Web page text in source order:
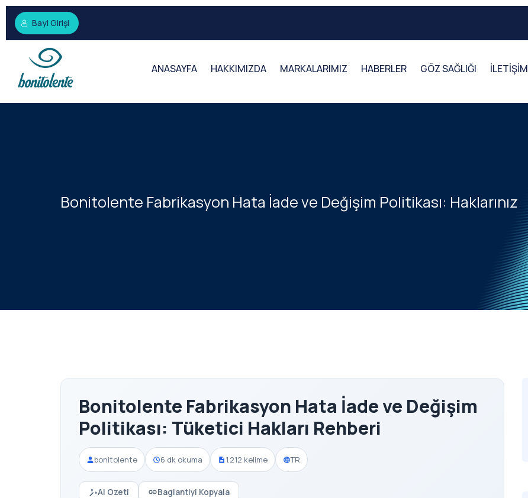
Bayi Girişi
ANASAYFA HAKKIMIZDA MARKALARIMIZ HABERLER GÖZ SAĞLIĞI İLETİŞİM
Bonitolente Fabrikasyon Hata İade ve Değişim Politikası: Haklarınız
Bonitolente Fabrikasyon Hata İade ve Değişim
Politikası: Tüketici Hakları Rehberi
bonitolente 6 dk okuma 1.212 kelime TR
AI Ozeti Baglantiyi Kopyala